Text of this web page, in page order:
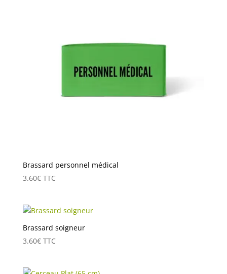
Brassard personnel médical
3.60€ TTC
Brassard soigneur
3.60€ TTC